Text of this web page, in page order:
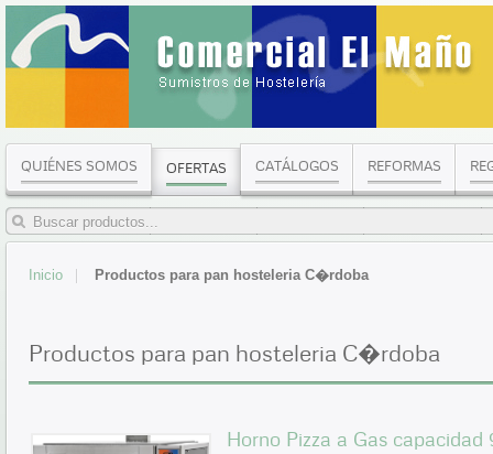
QUIÉNES SOMOS OFERTAS CATÁLOGOS REFORMAS
Inicio Productos para pan hosteleria C�rdoba
Productos para pan hosteleria C�rdoba
Horno Pizza a Gas